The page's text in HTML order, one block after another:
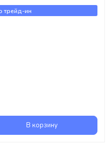
трейд-ин
В корзину